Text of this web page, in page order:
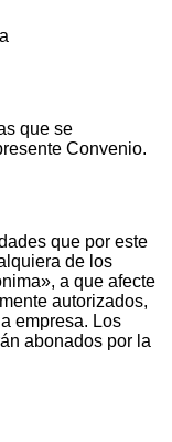
que se
Convenio.
que por este
de los
a que afecte
autorizados,
empresa. Los
abonados por la